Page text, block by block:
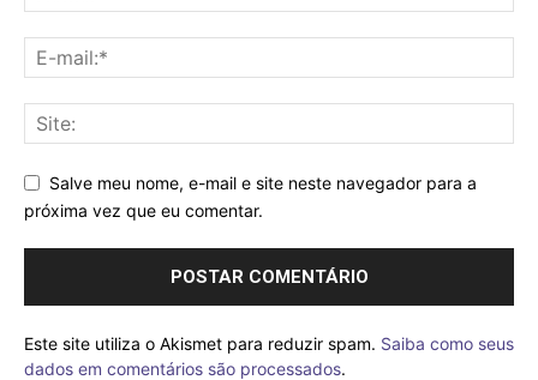
Salve meu nome, e-mail e site neste navegador para a
próxima vez que eu comentar.
Este site utiliza o Akismet para reduzir spam. Saiba como seus
dados em comentários são processados.